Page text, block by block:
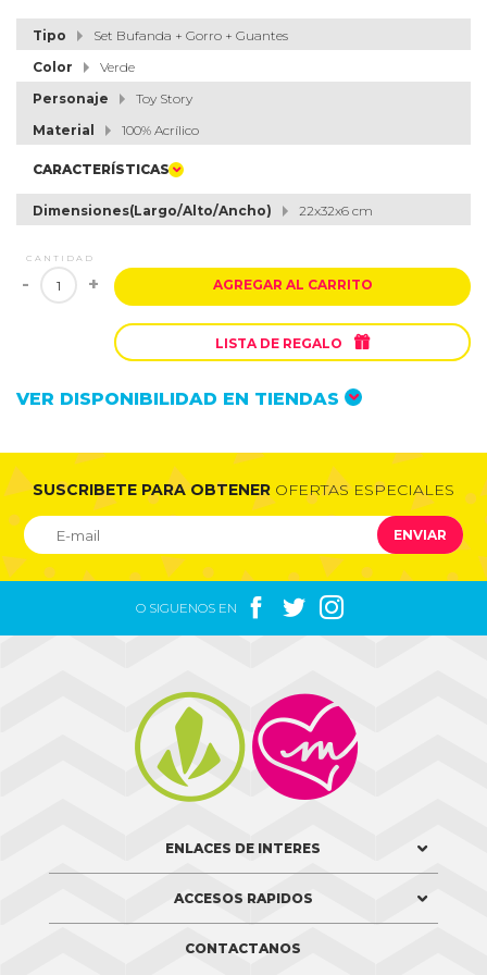
Tipo
Set Bufanda + Gorro + Guantes
Color
Verde
Personaje
Toy Story
Material
100% Acrílico
CARACTERÍSTICAS
Dimensiones(Largo/Alto/Ancho) 22x32x6 cm
CANTIDAD
- + AGREGAR AL CARRITO
LISTA DE REGALO 
VER DISPONIBILIDAD EN TIENDAS
SUSCRIBETE PARA OBTENER OFERTAS ESPECIALES
ENVIAR
O SIGUENOS EN   

ENLACES DE INTERES
ACCESOS RAPIDOS
CONTACTANOS